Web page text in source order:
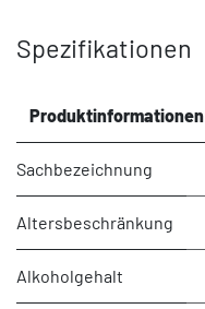
Spezifikationen
Produktinformationen
Sachbezeichnung
Altersbeschränkung
Alkoholgehalt